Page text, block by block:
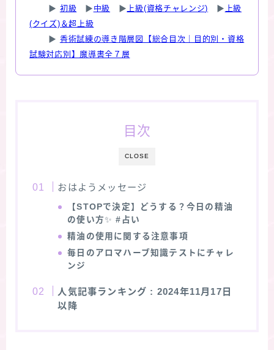
▶ 初級 ▶ 中級 ▶ 上級(資格チャレンジ) ▶ 上級
(クイズ)＆超上級
▶ 香術試練の導き階層図【総合目次｜目的別・資格
試験対応別】魔導書全７層
CLOSE
目次
おはようメッセージ
【STOPで決定】どうする？今日の精油
の使い方✨ #占い
精油の使用に関する注意事項
毎日のアロマハーブ知識テストにチャレ
ンジ
人気記事ランキング : 2024年11月17日
以降